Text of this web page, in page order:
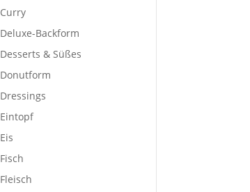
Curry
Deluxe-Backform
Desserts & Süßes
Donutform
Dressings
Eintopf
Eis
Fisch
Fleisch